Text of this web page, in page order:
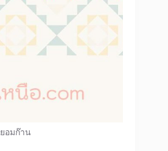
ยอมก๊าน